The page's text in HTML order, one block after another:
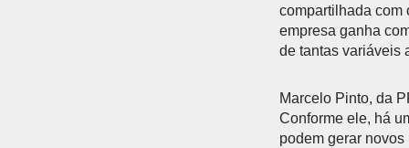
compartilhada com
empresa ganha
de tantas variáveis
Marcelo Pinto, da
Conforme ele, há
podem gerar novos